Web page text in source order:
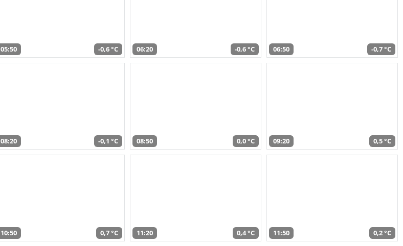
05:50 -0,6 °C 06:20 -0,6 °C 06:50 -0,7 °C
08:20 -0,1 °C 08:50 0,0 °C 09:20 0,5 °C
10:50 0,7 °C 11:20 0,4 °C 11:50 0,2 °C